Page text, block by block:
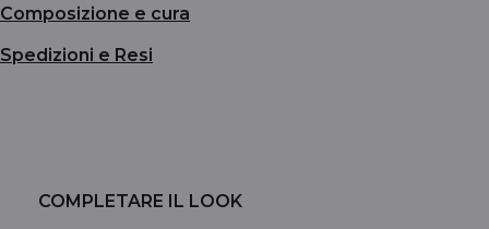
Composizione e cura
Spedizioni e Resi
COMPLETARE IL LOOK